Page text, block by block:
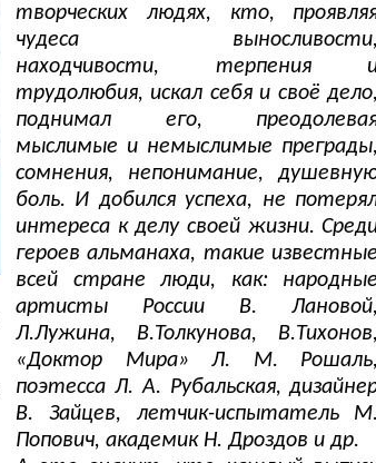
творческих людях, кто,
чудеса
находчивости, терпения
трудолюбия, искал себя и своё
поднимал его,
мыслимые и немыслимые
сомнения, непонимание,
боль. И добился успеха, не
интереса к делу своей жизни.
героев альманаха, такие
всей стране люди, как:
артисты России В.
Л.Лужина, В.Толкунова,
«Доктор Мира» Л. М.
поэтесса Л. А. Рубальская,
В. Зайцев, летчик-испытатель
Попович, академик Н. Дроздов и др.